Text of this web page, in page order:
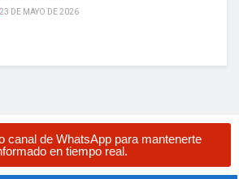
23 DE MAYO DE 2026
canal de WhatsApp para mantenerte
en tiempo real.